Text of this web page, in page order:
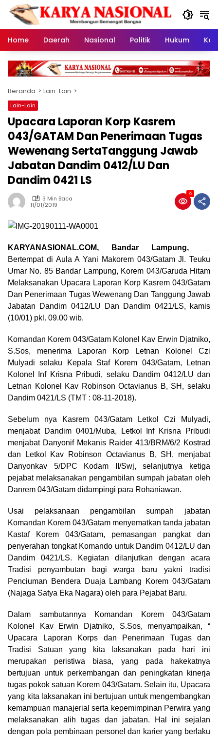
Langsung
konten
Home
Daerah Nasional Politik Hukum
Beranda Lain-Lain
Lain-Lain
Upacara Laporan Korp Kasrem
043/GATAM Dan Penerimaan Tugas
Wewenang SertaTanggung Jawab
Jabatan Dandim 0412/LU Dan
Dandim 0421 LS
3 Min Baca
11/01/2019
72
KARYANASIONAL.COM, Bandar Lampung, __
Bertempat di Aula A Yani Makorem 043/Gatam Jl. Teuku
Umar No. 85 Bandar Lampung, Korem 043/Garuda Hitam
Melaksanakan Upacara Laporan Korp Kasrem 043/Gatam
Dan Penerimaan Tugas Wewenang Dan Tanggung Jawab
Jabatan Dandim 0412/LU Dan Dandim 0421/LS, kamis
(10/01) pkl. 09.00 wib.
Komandan Korem 043/Gatam Kolonel Kav Erwin Djatniko,
S.Sos, menerima Laporan Korp Letnan Kolonel Czi
Mulyadi selaku Kepala Staf Korem 043/Gatam, Letnan
Kolonel Inf Krisna Pribudi, selaku Dandim 0412/LU dan
Letnan Kolonel Kav Robinson Octavianus B, SH, selaku
Dandim 0421/LS (TMT : 08-11-2018).
Sebelum nya Kasrem 043/Gatam Letkol Czi Mulyadi,
menjabat Dandim 0401/Muba, Letkol Inf Krisna Pribudi
menjabat Danyonif Mekanis Raider 413/BRM/6/2 Kostrad
dan Letkol Kav Robinson Octavianus B, SH, menjabat
Danyonkav 5/DPC Kodam II/Swj, selanjutnya ketiga
pejabat melaksanakan pengambilan sumpah jabatan oleh
Danrem 043/Gatam didampingi para Rohaniawan.
Usai pelaksanaan pengambilan sumpah jabatan
Komandan Korem 043/Gatam menyematkan tanda jabatan
Kastaf Korem 043/Gatam, pemasangan pangkat dan
penyerahan tongkat Komando untuk Dandim 0412/LU dan
Dandim 0421/LS. Kegiatan dilanjutkan dengan acara
Tradisi penyambutan bagi warga baru yakni tradisi
Penciuman Bendera Duaja Lambang Korem 043/Gatam
(Najaga Satya Eka Nagara) oleh para Pejabat Baru.
Dalam sambutannya Komandan Korem 043/Gatam
Kolonel Kav Erwin Djatniko, S.Sos, menyampaikan, “
Upacara Laporan Korps dan Penerimaan Tugas dan
Tradisi Satuan yang kita laksanakan pada hari ini
merupakan peristiwa biasa, yang pada hakekatnya
bertujuan untuk perkembangan dan peningkatan kinerja
tugas pokok satuan Korem 043/Gatam. Selain itu, Upacara
yang kita laksanakan ini bertujuan untuk mengembangkan
kemampuan manajerial serta kepemimpinan Perwira yang
melaksanakan alih tugas dan jabatan. Hal ini sejalan
dengan pola pembinaan personel dan karier yang berlaku